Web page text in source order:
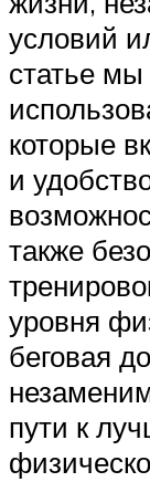
условий
статье
которые
и
также
уровня
беговая
пути к